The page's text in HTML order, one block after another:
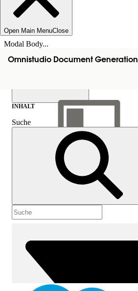
Open Main MenuClose
Modal Body...
Omnistudio Document Generation
Inhalt anzeigen
Inhalt
INHALT
Suche